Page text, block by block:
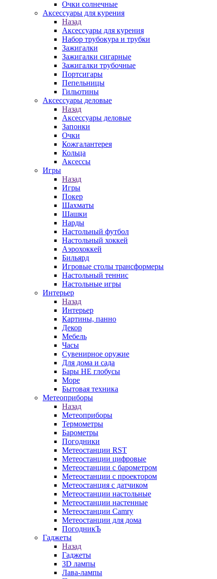
Очки солнечные
Аксессуары для курения
Назад
Аксессуары для курения
Набор трубокура и трубки
Зажигалки
Зажигалки сигарные
Зажигалки трубочные
Портсигары
Пепельницы
Гильотины
Аксессуары деловые
Назад
Аксессуары деловые
Запонки
Очки
Кожгалантерея
Кольца
Аксессы
Игры
Назад
Игры
Покер
Шахматы
Шашки
Нарды
Настольный футбол
Настольный хоккей
Аэрохоккей
Бильярд
Игровые столы трансформеры
Настольный теннис
Настольные игры
Интерьер
Назад
Интерьер
Картины, панно
Декор
Мебель
Часы
Сувенирное оружие
Для дома и сада
Бары НЕ глобусы
Море
Бытовая техника
Метеоприборы
Назад
Метеоприборы
Термометры
Барометры
Погодники
Метеостанции RST
Метеостанции цифровые
Метеостанции с барометром
Метеостанции с проектором
Метеостанция с датчиком
Метеостанции настольные
Метеостанции настенные
Метеостанции Camry
Метеостанции для дома
ПогодникЪ
Гаджеты
Назад
Гаджеты
3D лампы
Лава-лампы